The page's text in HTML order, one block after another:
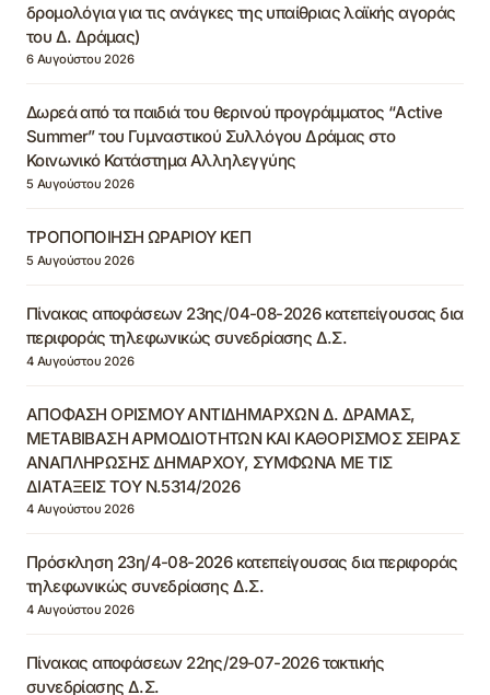
δρομολόγια για τις ανάγκες της υπαίθριας λαϊκής αγοράς
του Δ. Δράμας)
6 Αυγούστου 2026
Δωρεά από τα παιδιά του θερινού προγράμματος “Active
Summer” του Γυμναστικού Συλλόγου Δράμας στο
Κοινωνικό Κατάστημα Αλληλεγγύης
5 Αυγούστου 2026
ΤΡΟΠΟΠΟΙΗΣΗ ΩΡΑΡΙΟΥ ΚΕΠ
5 Αυγούστου 2026
Πίνακας αποφάσεων 23ης/04-08-2026 κατεπείγουσας δια
περιφοράς τηλεφωνικώς συνεδρίασης Δ.Σ.
4 Αυγούστου 2026
ΑΠΟΦΑΣΗ ΟΡΙΣΜΟΥ ΑΝΤΙΔΗΜΑΡΧΩΝ Δ. ΔΡΑΜΑΣ,
ΜΕΤΑΒΙΒΑΣΗ ΑΡΜΟΔΙΟΤΗΤΩΝ ΚΑΙ ΚΑΘΟΡΙΣΜΟΣ ΣΕΙΡΑΣ
ΑΝΑΠΛΗΡΩΣΗΣ ΔΗΜΑΡΧΟΥ, ΣΥΜΦΩΝΑ ΜΕ ΤΙΣ
ΔΙΑΤΑΞΕΙΣ ΤΟΥ Ν.5314/2026
4 Αυγούστου 2026
Πρόσκληση 23η/4-08-2026 κατεπείγουσας δια περιφοράς
τηλεφωνικώς συνεδρίασης Δ.Σ.
4 Αυγούστου 2026
Πίνακας αποφάσεων 22ης/29-07-2026 τακτικής
συνεδρίασης Δ.Σ.